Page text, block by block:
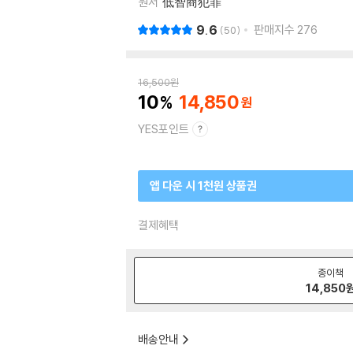
9.6 50 판매지수 276
16,500원
10 14,850
YES포인트
앱 다운 시 1천원 상품권
결제혜택
종이책
14,850
배송안내